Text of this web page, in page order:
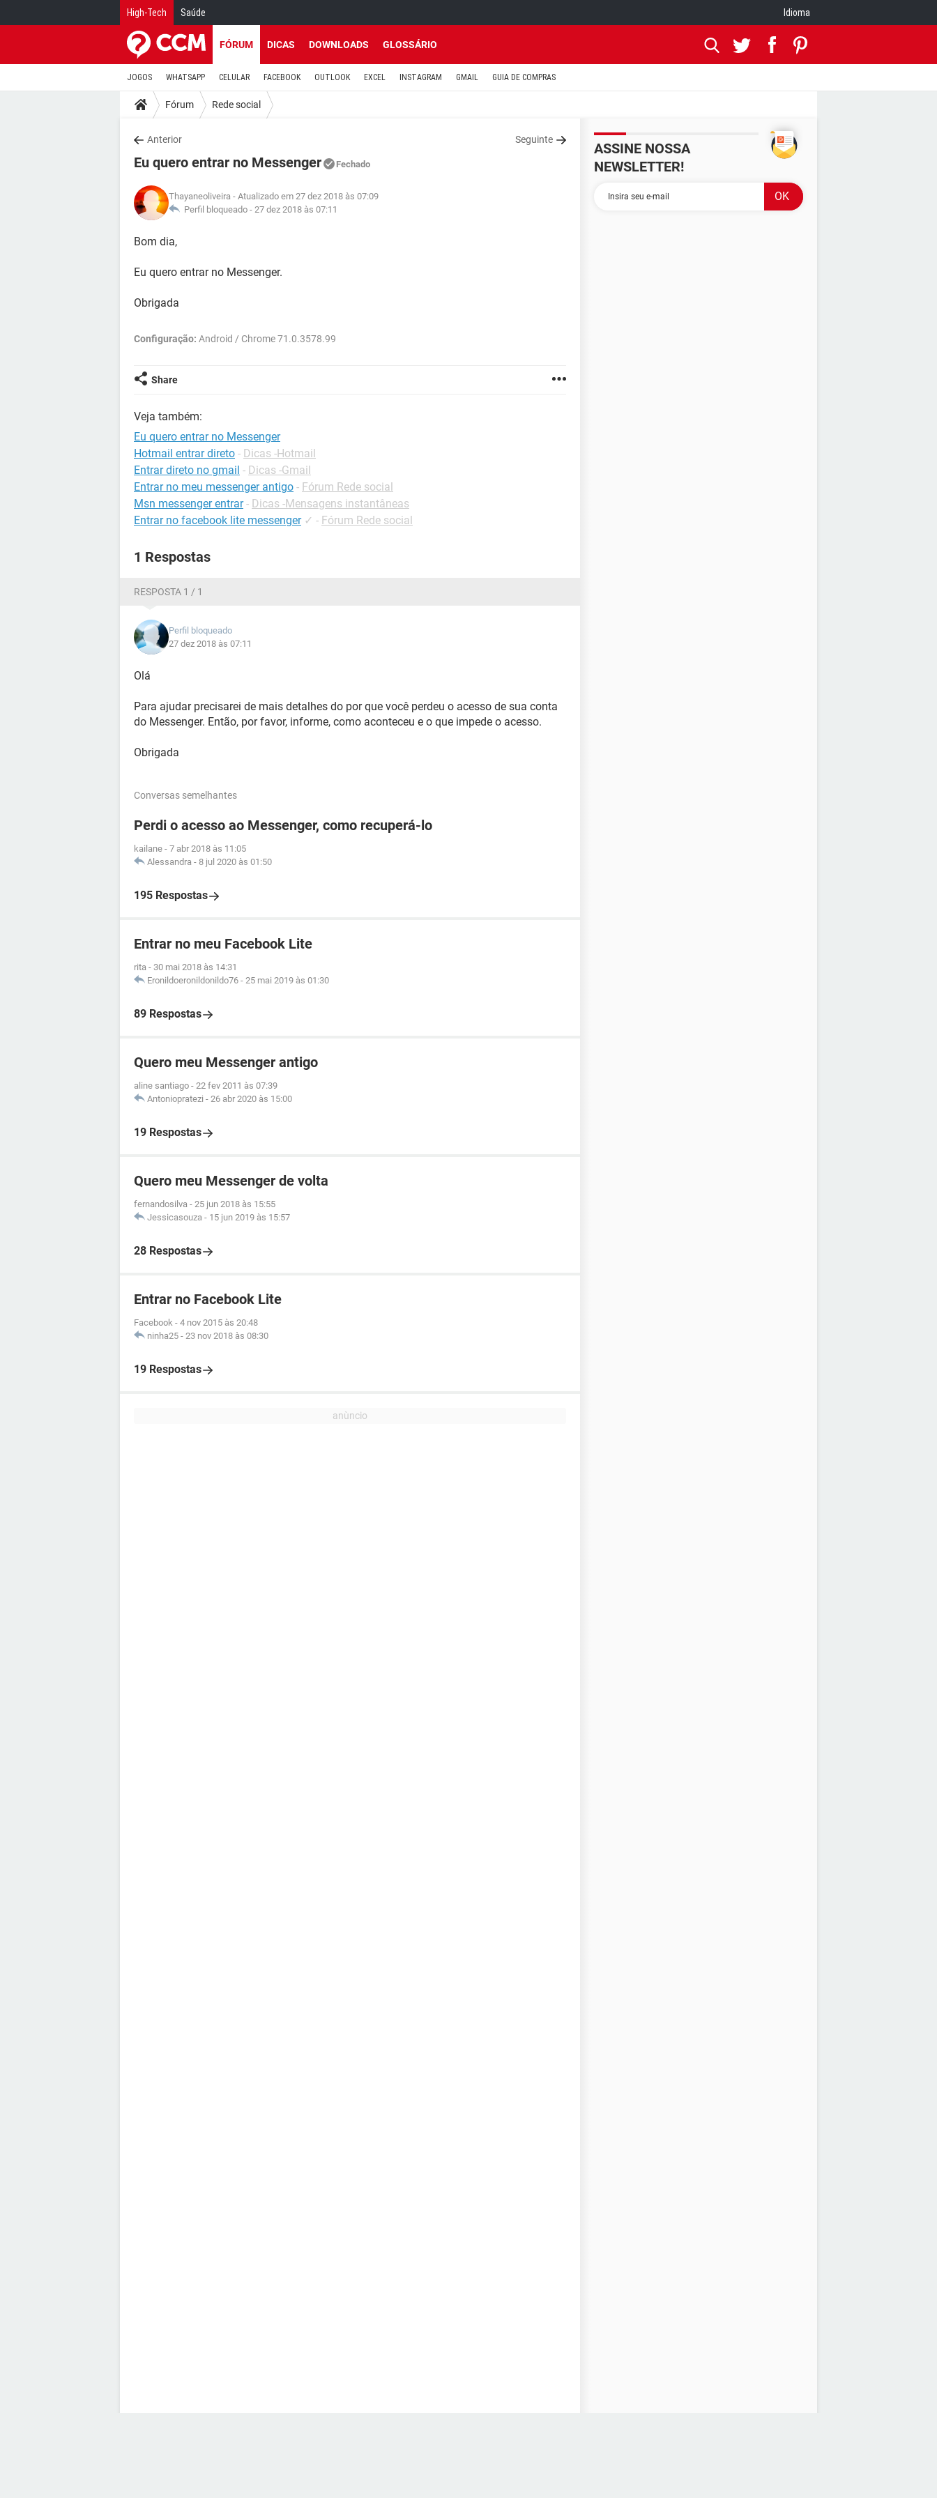
High-Tech Saúde Idioma
FÓRUM DICAS DOWNLOADS GLOSSÁRIO
JOGOS WHATSAPP CELULAR FACEBOOK OUTLOOK EXCEL INSTAGRAM GMAIL GUIA DE COMPRAS
Fórum Rede social
Anterior Seguinte
Eu quero entrar no Messenger Fechado
Thayaneoliveira - Atualizado em 27 dez 2018 às 07:09
Perfil bloqueado - 27 dez 2018 às 07:11
Bom dia,
Eu quero entrar no Messenger.
Obrigada
Configuração: Android / Chrome 71.0.3578.99
Share
Veja também:
Eu quero entrar no Messenger
Hotmail entrar direto - Dicas -Hotmail
Entrar direto no gmail - Dicas -Gmail
Entrar no meu messenger antigo - Fórum Rede social
Msn messenger entrar - Dicas -Mensagens instantâneas
Entrar no facebook lite messenger ✓ - Fórum Rede social
1 Respostas
RESPOSTA 1 / 1
Perfil bloqueado
27 dez 2018 às 07:11
Olá
Para ajudar precisarei de mais detalhes do por que você perdeu o acesso de sua conta
do Messenger. Então, por favor, informe, como aconteceu e o que impede o acesso.
Obrigada
Conversas semelhantes
Perdi o acesso ao Messenger, como recuperá-lo
kailane - 7 abr 2018 às 11:05
Alessandra - 8 jul 2020 às 01:50
195 Respostas
Entrar no meu Facebook Lite
rita - 30 mai 2018 às 14:31
Eronildoeronildonildo76 - 25 mai 2019 às 01:30
89 Respostas
Quero meu Messenger antigo
aline santiago - 22 fev 2011 às 07:39
Antoniopratezi - 26 abr 2020 às 15:00
19 Respostas
Quero meu Messenger de volta
fernandosilva - 25 jun 2018 às 15:55
Jessicasouza - 15 jun 2019 às 15:57
28 Respostas
Entrar no Facebook Lite
Facebook - 4 nov 2015 às 20:48
ninha25 - 23 nov 2018 às 08:30
19 Respostas
ASSINE NOSSA
NEWSLETTER!